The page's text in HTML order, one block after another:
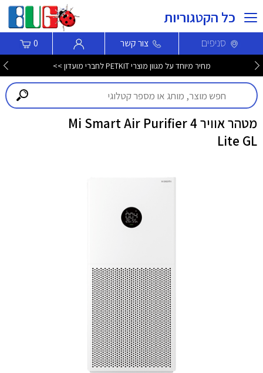
כל הקטגוריות
סניפים צור קשר 0
מחיר מיוחד על מגוון מוצרי PETKIT לחברי מועדון >>
מטהר אוויר Mi Smart Air Purifier 4
Lite GL